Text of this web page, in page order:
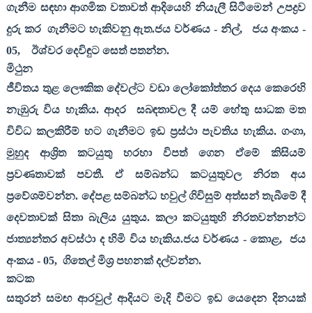
ගැනීම සඳහා ආගමික වතාවත් ආදියෙහි නියැලී සිටීමෙන් උපද්‍රව
දුරු කර ගැනීමට හැකිවනු ඇත.ජය වර්ණය - නිල්,
ජය අංකය -
05,
ඊශ්වර දෙවිඳුට සෙත් පතන්න.
මිථුන
ජීවිතය තුළ ලෞකික දේවල්ට වඩා ලෝකෝත්තර දෙය කෙරෙහි
නැඹුරු විය හැකිය. ආදර
සබඳතාවල දී යම් හේතු සාධක මත
විවිධ කලකිරීම් හට ගැනීමට ඉඩ ප්‍රස්ථා පැවතිය හැකිය. ගංගා,
මුහුද ආශ්‍රිත කටයුතු හරහා විපත් ගෙන ඒමේ කිසියම්
ප්‍රවණතාවක් පවතී. ඒ සම්බන්ධ කටයුතුවල නිරත අය
ප්‍රවේශම්වන්න. දේපළ සම්බන්ධ හවුල් ගිවිසුම් අත්සන් තැබීමේ දී
දෙවතාවක් සිතා බැලිය යුතුය. කලා කටයුතුහි නිරතවන්නන්ට
ජාත්‍යන්තර අවස්ථා ද හිමි විය හැකිය.ජය වර්ණය - කොළ,
ජය
අංකය - 05, ගිතෙල් මිශ්‍ර පහනක් දල්වන්න.
කටක
සතුරන් සමඟ ආරවුල් ආදියට මැදි වීමට ඉඩ යෙදෙන දිනයක්